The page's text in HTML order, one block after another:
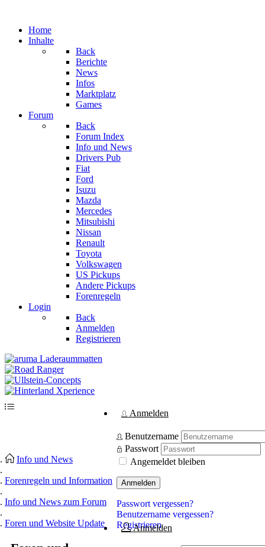
Home
Inhalte
Back
Berichte
News
Infos
Marktplatz
Games
Forum
Back
Forum Index
Info und News
Drivers Pub
Fiat
Ford
Isuzu
Mazda
Mercedes
Mitsubishi
Nissan
Renault
Toyota
Volkswagen
US Pickups
Andere Pickups
Forenregeln
Login
Back
Anmelden
Registrieren
Anmelden
Benutzername
Passwort
Angemeldet bleiben
Anmelden
Passwort vergessen?
Benutzername vergessen?
Registrieren
Anmelden
Info und News
Forenregeln und Information
Info und News zum Forum
Foren und Website Update